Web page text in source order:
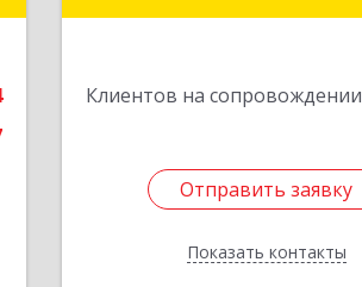
Клиентов на сопровождении
Отправить заявку
Показать контакты
Отправить заявку
Назад